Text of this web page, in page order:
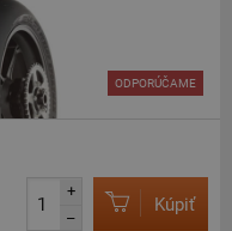
ODPORÚČAME
+
–
Kúpiť